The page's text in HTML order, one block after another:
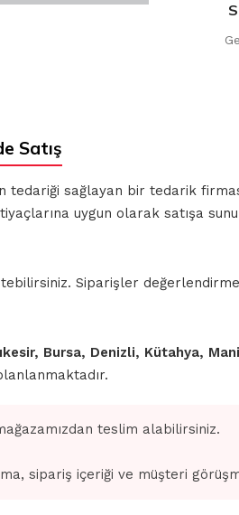
Satış
sağlayan bir tedarik
uygun olarak satışa
Siparişler
Bursa, Denizli, Kütahya,
teslim alabilirsiniz.
sipariş içeriği ve müşteri